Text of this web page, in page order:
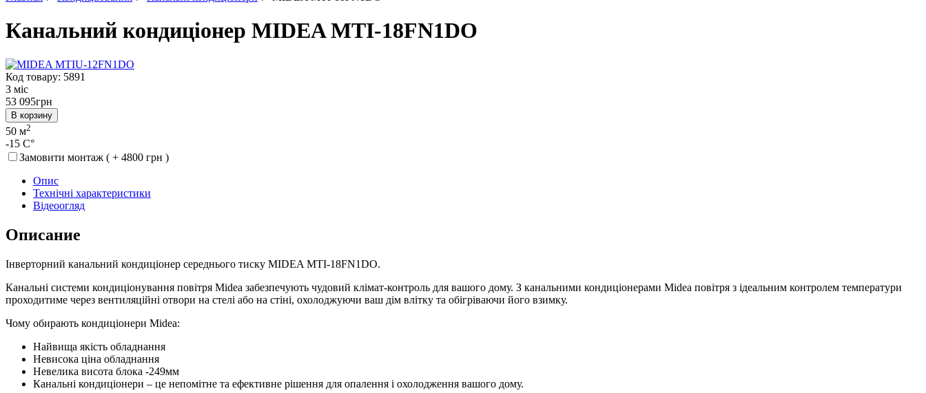
Канальний кондиціонер MIDEA MTI-18FN1DO
Код товару: 5891
3 міс
53 095грн
В корзину
50 м2
-15 C°
Замовити монтаж ( + 4800 грн )
Опис
Технічні характеристики
Відеоогляд
Описание
Інверторний канальний кондиціонер середнього тиску MIDEA MTI-18FN1DO.
Канальні системи кондиціонування повітря Midea забезпечують чудовий клімат-контроль для вашого дому. З канальними кондиціонерами Midea повітря з ідеальним контролем температури
проходитиме через вентиляційні отвори на стелі або на стіні, охолоджуючи ваш дім влітку та обігріваючи його взимку.
Чому обирають кондиціонери Midea:
Найвища якість обладнання
Невисока ціна обладнання
Невелика висота блока -249мм
Канальні кондиціонери – це непомітне та ефективне рішення для опалення і охолодження вашого дому.